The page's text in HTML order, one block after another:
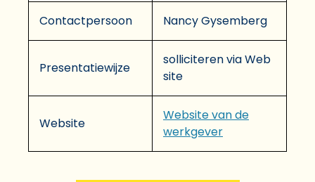
Contactpersoon Nancy Gysemberg
Presentatiewijze
solliciteren via Web
site
Website
Website van de
werkgever